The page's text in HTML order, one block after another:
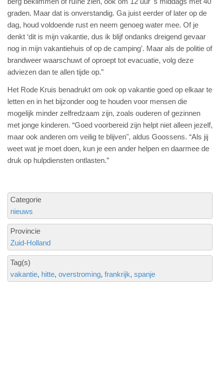
graden. Maar dat is onverstandig. Ga juist eerder of later op de
dag, houd voldoende rust en neem genoeg water mee. Of je
denkt ‘dit is mijn vakantie, dus ik blijf ondanks dreigend gevaar
nog in mijn vakantiehuis of op de camping’. Maar als de politie of
brandweer waarschuwt of oproept tot evacuatie, volg deze
adviezen dan te allen tijde op.”
Het Rode Kruis benadrukt om ook op vakantie goed op elkaar te
letten en in het bijzonder oog te houden voor mensen die
mogelijk minder zelfredzaam zijn, zoals ouderen of gezinnen
met jonge kinderen. “Goed voorbereid zijn helpt niet alleen jezelf,
maar ook anderen om veilig te blijven", aldus Goossens. “Als jij
weet wat je moet doen, kun je een ander helpen en daarmee de
druk op hulpdiensten ontlasten.”
Categorie
nieuws
Provincie
Zuid-Holland
Tag(s)
vakantie hitte overstroming frankrijk spanje